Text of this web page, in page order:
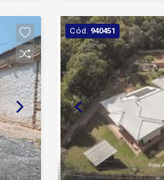
Cód. 940451